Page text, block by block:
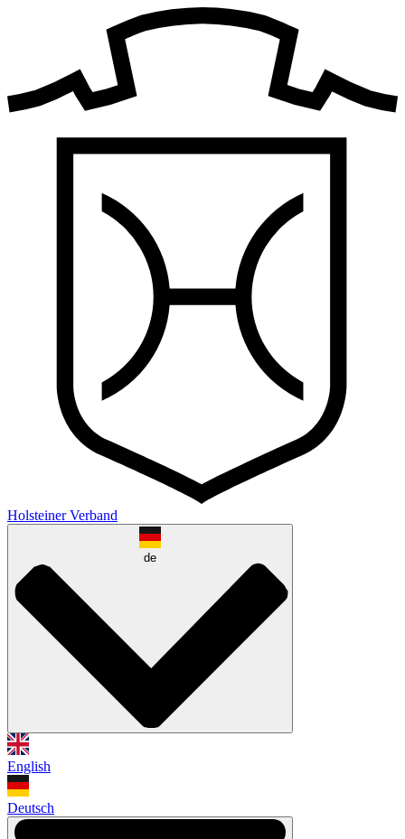
Holsteiner Verband
de
English
Deutsch